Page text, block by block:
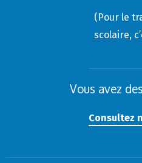
(Pour le
scolaire,
Vous avez
Consultez